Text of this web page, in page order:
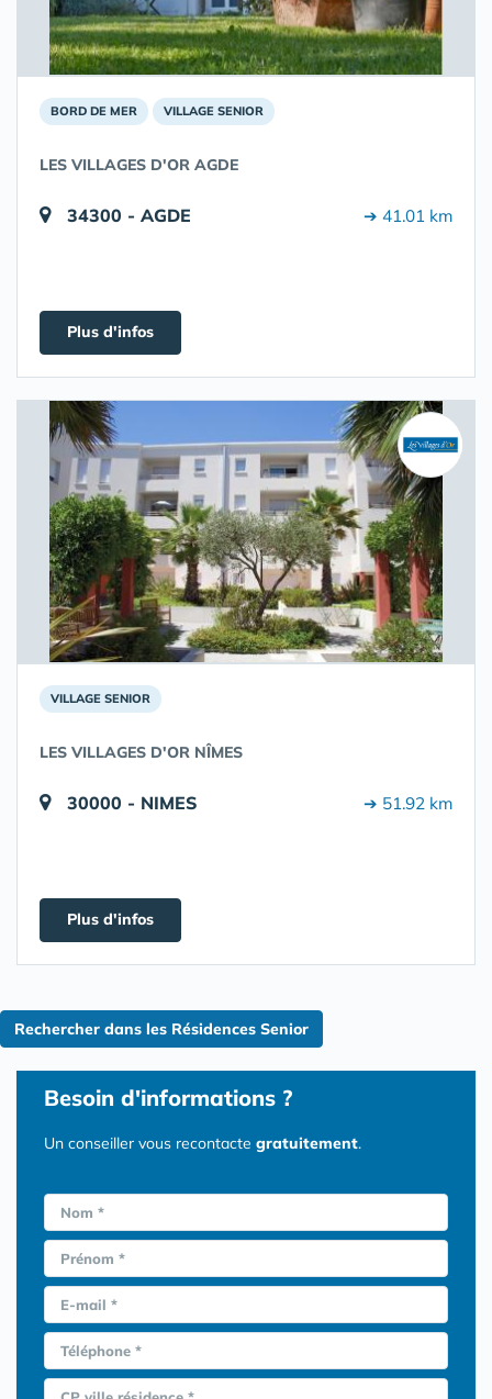
BORD DE MER VILLAGE SENIOR
LES VILLAGES D'OR AGDE
34300 - AGDE ➔ 41.01 km
Plus d'infos
VILLAGE SENIOR
LES VILLAGES D'OR NÎMES
30000 - NIMES ➔ 51.92 km
Plus d'infos
Rechercher dans les Résidences Senior
Besoin d'informations ?
Un conseiller vous recontacte gratuitement.
Nom *
Prénom *
E-mail *
Téléphone *